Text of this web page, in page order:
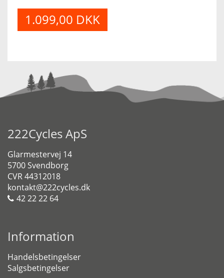
1.099,00 DKK
222Cycles ApS
Glarmestervej 14
5700 Svendborg
CVR 44312018
kontakt@222cycles.dk
42 22 22 64
Information
Handelsbetingelser
Salgsbetingelser